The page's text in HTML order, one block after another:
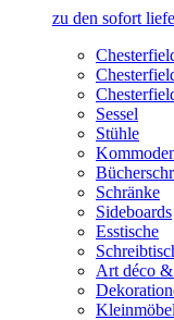
zu den sofort
Sessel
Stühle
Schränke
Sideboards
Esstische
Art déco
Kleinmöbel